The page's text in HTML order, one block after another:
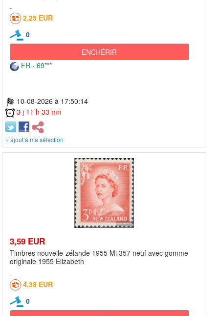
2,25 EUR
0
ENCHÉRIR
FR - 69***
10-08-2026 à 17:50:14
3 j 11 h 33 mn
+ ajout à ma sélection
3,59 EUR
Timbres nouvelle-zélande 1955 Mi 357 neuf avec gomme
originale 1955 Elizabeth
4,38 EUR
0